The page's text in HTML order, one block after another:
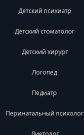
Детский психиатр
Детский стоматолог
Детский хирург
Логопед
Педиатр
Перинатальный психолог